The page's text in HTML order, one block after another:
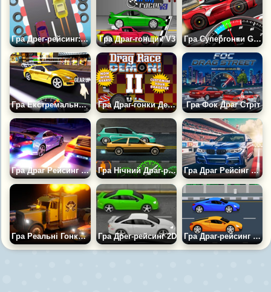
Гра Дрег-рейсинг: Випробування Гра Драг-гонщик V3 Гра Супергонки GT: Драг Про
Гра Екстремальний Драг-рейсинг Гра Драг-гонки Демон 2 Гра Фок Драг Стріт
Гра Драг Рейсинг Рівалс Гра Нічний Драг-рейсинг Гра Драг Рейсінг Хто Швидше
Гра Реальні Гонки по Прямій Гра Дрег-рейсинг 2D Гра Драг-рейсинг по Прямій